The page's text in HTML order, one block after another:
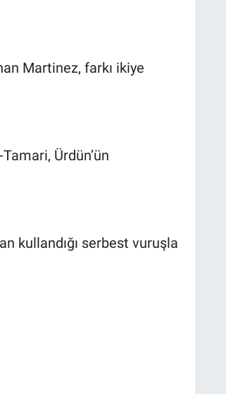
Martinez, farkı ikiye
Ürdün’ün
kullandığı serbest vuruşla